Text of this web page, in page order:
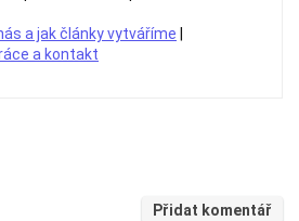
a jak články vytváříme
a kontakt
Přidat komentář